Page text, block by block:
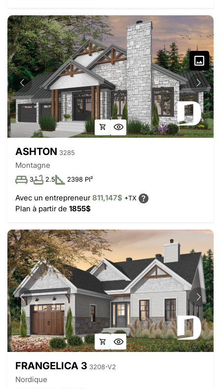
ASHTON 3285
Montagne
3 2.5 2398 PI²
Avec un entrepreneur811,147$ +TX
Plan à partir de 1855$
FRANGELICA 3 3208-V2
Nordique